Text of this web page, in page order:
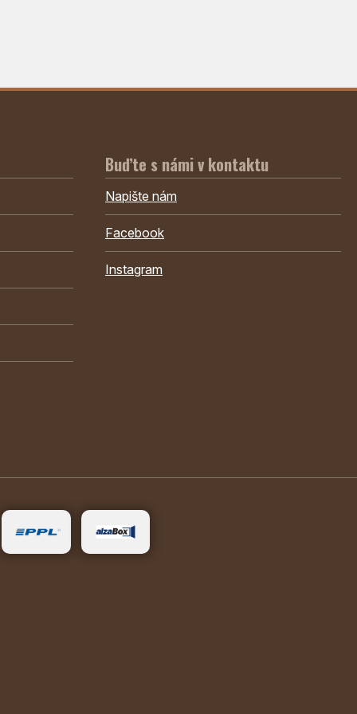
Buďte s námi v kontaktu
Napište nám
Facebook
Instagram